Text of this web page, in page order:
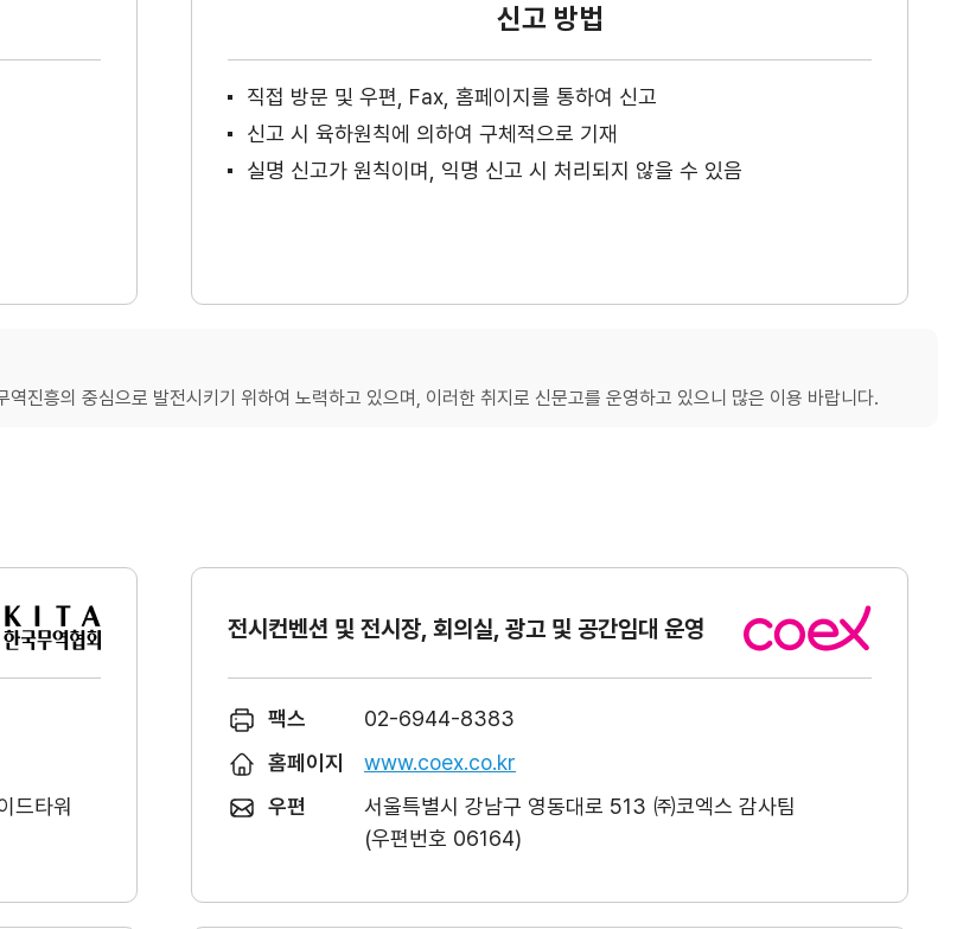
신고 방법
직접 방문 및 우편, Fax, 홈페이지를 통하여 신고
신고 시 육하원칙에 의하여 구체적으로 기재
실명 신고가 원칙이며, 익명 신고 시 처리되지 않을 수 있음
진흥의 중심으로 발전시키기 위하여 노력하고 있으며, 이러한 취지로 신문고를 운영하고 있으니 많은 이용 바랍니다.
드타워
전시컨벤션 및 전시장, 회의실, 광고 및 공간임대 운영
팩스
02-6944-8383
홈페이지
www.coex.co.kr
우편
서울특별시 강남구 영동대로 513 ㈜코엑스 감사팀
(우편번호 06164)